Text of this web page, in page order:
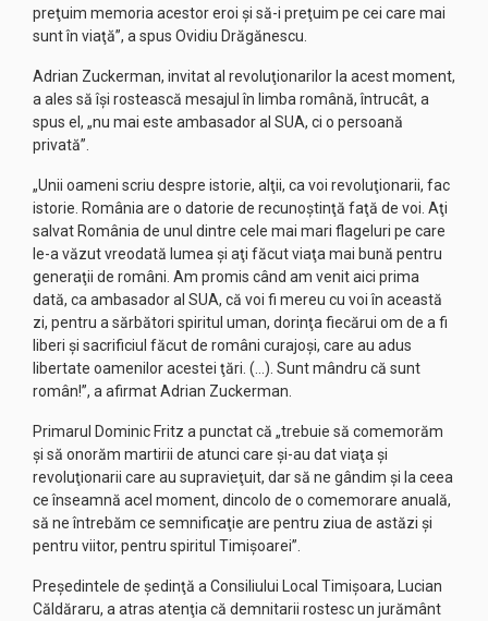
preţuim memoria acestor eroi şi să-i preţuim pe cei care mai
sunt în viaţă”, a spus Ovidiu Drăgănescu.
Adrian Zuckerman, invitat al revoluţionarilor la acest moment,
a ales să îşi rostească mesajul în limba română, întrucât, a
spus el, „nu mai este ambasador al SUA, ci o persoană
privată”.
„Unii oameni scriu despre istorie, alţii, ca voi revoluţionarii, fac
istorie. România are o datorie de recunoştinţă faţă de voi. Aţi
salvat România de unul dintre cele mai mari flageluri pe care
le-a văzut vreodată lumea şi aţi făcut viaţa mai bună pentru
generaţii de români. Am promis când am venit aici prima
dată, ca ambasador al SUA, că voi fi mereu cu voi în această
zi, pentru a sărbători spiritul uman, dorinţa fiecărui om de a fi
liberi şi sacrificiul făcut de români curajoşi, care au adus
libertate oamenilor acestei ţări. (…). Sunt mândru că sunt
român!”, a afirmat Adrian Zuckerman.
Primarul Dominic Fritz a punctat că „trebuie să comemorăm
şi să onorăm martirii de atunci care şi-au dat viaţa şi
revoluţionarii care au supravieţuit, dar să ne gândim şi la ceea
ce înseamnă acel moment, dincolo de o comemorare anuală,
să ne întrebăm ce semnificaţie are pentru ziua de astăzi şi
pentru viitor, pentru spiritul Timişoarei”.
Preşedintele de şedinţă a Consiliului Local Timişoara, Lucian
Căldăraru, a atras atenţia că demnitarii rostesc un jurământ